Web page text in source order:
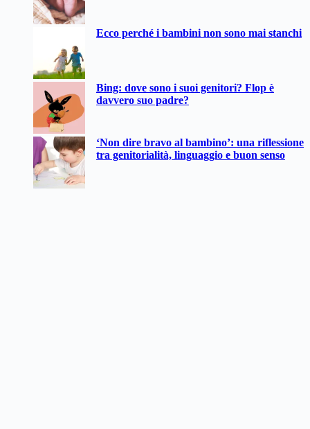
Ecco perché i bambini non sono mai stanchi
Bing: dove sono i suoi genitori? Flop è
davvero suo padre?
‘Non dire bravo al bambino’: una riflessione
tra genitorialità, linguaggio e buon senso